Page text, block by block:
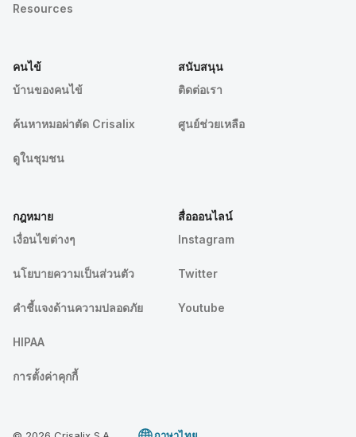
Resources
คนไข้
บ้านของคนไข้
ค้นหาหมอผ่าตัด Crisalix
ดูในชุมชน
สนับสนุน
ติดต่อเรา
ศูนย์ช่วยเหลือ
กฎหมาย
เงื่อนไขต่างๆ
นโยบายความเป็นส่วนตัว
คําชี้แจงด้านความปลอดภัย
HIPAA
การตั้งค่าคุกกี้
สื่อออนไลน์
Instagram
Twitter
Youtube